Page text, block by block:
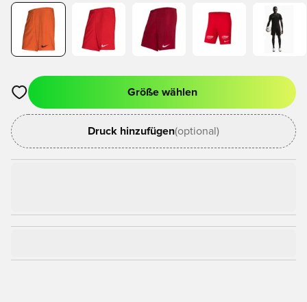
Öffnet ein Fenster zum Anmelden oder Registrieren als
Größe wählen
Druck hinzufügen(optional)